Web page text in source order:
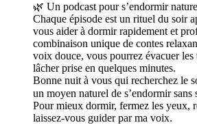
🌿 Un podcast pour s’endormir
Chaque épisode est un rituel du soir
vous aider à dormir rapidement et
combinaison unique de contes
voix douce, vous pourrez évacuer les
lâcher prise en quelques minutes.
Bonne nuit à vous qui recherchez le
un moyen naturel de s’endormir sans
Pour mieux dormir, fermez les yeux,
laissez-vous guider par ma voix.